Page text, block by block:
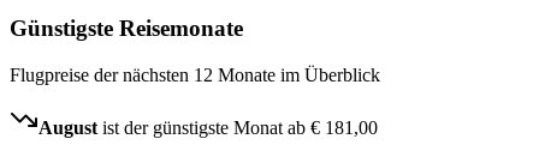
Günstigste Reisemonate
Flugpreise der nächsten 12 Monate im Überblick
August ist der günstigste Monat ab € 181,00